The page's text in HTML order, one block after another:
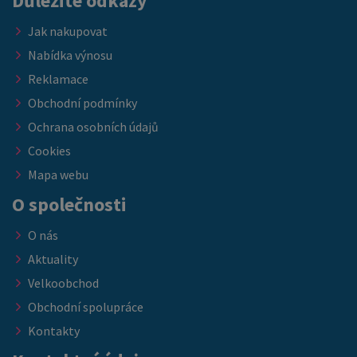
Jak nakupovat
Nabídka výnosu
Reklamace
Obchodní podmínky
Ochrana osobních údajů
Cookies
Mapa webu
O společnosti
O nás
Aktuality
Velkoobchod
Obchodní spolupráce
Kontakty